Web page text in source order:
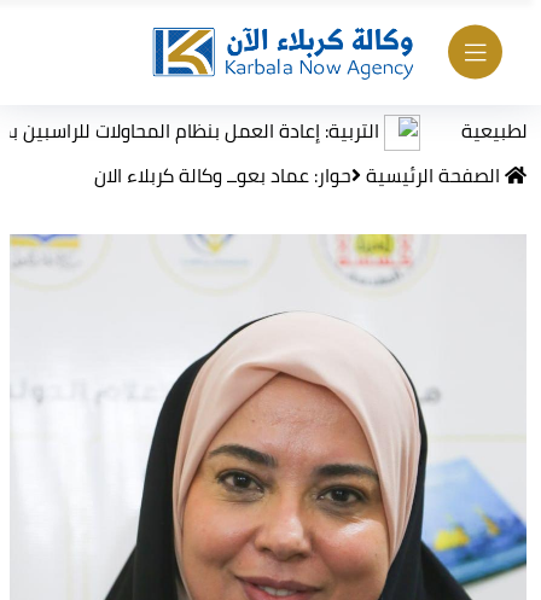
التربية: إعادة العمل بنظام المحاولات للراسبين بمادة أو
الصفحة الرئيسية حوار: عماد بعوــ وكالة كربلاء الان